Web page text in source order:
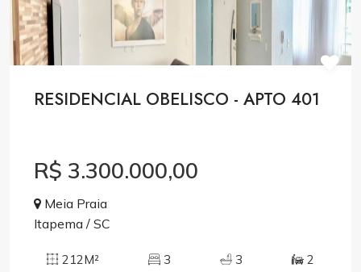
RESIDENCIAL OBELISCO - APTO 401
R$ 3.300.000,00
Meia Praia
Itapema / SC
212M² 3 3 2